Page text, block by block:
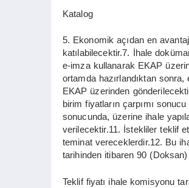
Katalog
5. Ekonomik açıdan en
katılabilecektir.7. İhale
e-imza kullanarak EKAP
ortamda hazırlandıktan
EKAP üzerinden
birim fiyatların çarpımı
sonucunda, üzerine ihale
verilecektir.11. İstekliler teklif
teminat vereceklerdir.12. Bu
tarihinden itibaren 90
Teklif fiyatı ihale komisyonu